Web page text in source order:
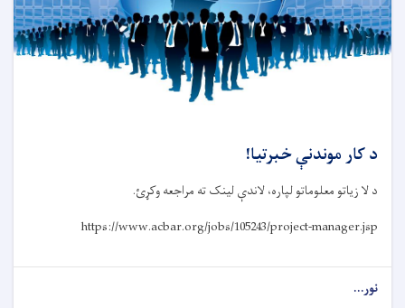
د کار موندنې خبرتیا!
د لا زیاتو معلوماتو لپاره، لاندې لینک ته مراجعه وکړئ.
https://www.acbar.org/jobs/105243/project-manager.jsp
نور...